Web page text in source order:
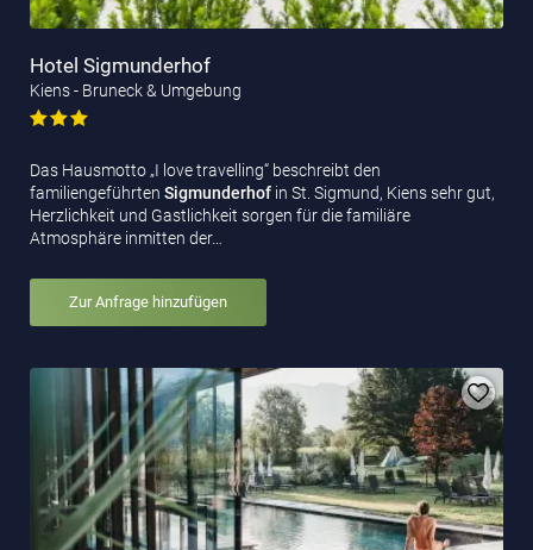
Hotel Sigmunderhof
Kiens - Bruneck & Umgebung
Das Hausmotto „I love travelling“ beschreibt den
familiengeführten Sigmunderhof in St. Sigmund, Kiens sehr gut,
Herzlichkeit und Gastlichkeit sorgen für die familiäre
Atmosphäre inmitten der…
Zur Anfrage hinzufügen